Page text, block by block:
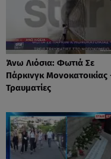
Άνω Λιόσια: Φωτιά Σε
Πάρκινγκ Μονοκατοικίας
Τραυματίες